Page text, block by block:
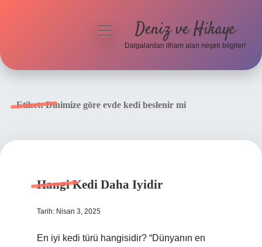
menüyü
Deniz ve Hikaye
Dalgalardan ilham alan neşeli bilgiler!
Etiket:Dinimize göre evde kedi beslenir mi
Hangi Kedi Daha Iyidir
Tarih: Nisan 3, 2025
En iyi kedi türü hangisidir? “Dünyanın en